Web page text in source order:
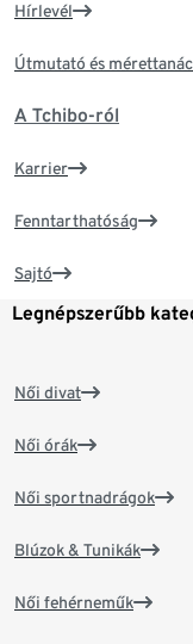
Hírlevél
Útmutató és
A Tchibo-ról
Karrier
Fenntarthatóság
Sajtó
Legnépszerűbb
Női divat
Női órák
Női sportnadrágok
Blúzok & Tunikák
Női fehérneműk